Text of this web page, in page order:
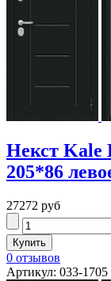
Некст Kale
205*86
27272 руб
0 отзывов
Артикул: 033-1705